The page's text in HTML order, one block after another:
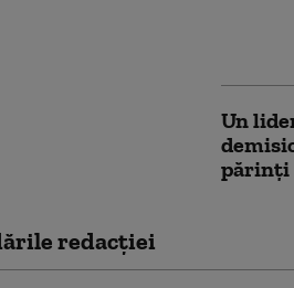
Un
părinți
redacţiei